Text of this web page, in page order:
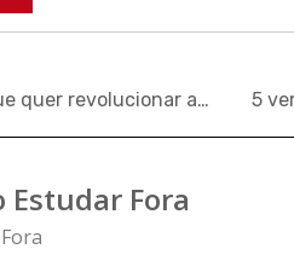
O projeto de alunos de Harvard que quer revolucionar a educação brasileira
Estudar Fora